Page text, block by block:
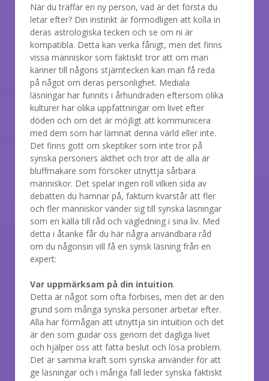
När du träffar en ny person, vad är det första du
letar efter? Din instinkt är förmodligen att kolla in
deras astrologiska tecken och se om ni är
kompatibla. Detta kan verka fånigt, men det finns
vissa människor som faktiskt tror att om man
känner till någons stjärntecken kan man få reda
på något om deras personlighet. Mediala
läsningar har funnits i århundraden eftersom olika
kulturer har olika uppfattningar om livet efter
döden och om det är möjligt att kommunicera
med dem som har lämnat denna värld eller inte.
Det finns gott om skeptiker som inte tror på
synska personers äkthet och tror att de alla är
bluffmakare som försöker utnyttja sårbara
människor. Det spelar ingen roll vilken sida av
debatten du hamnar på, faktum kvarstår att fler
och fler människor vänder sig till synska läsningar
som en källa till råd och vägledning i sina liv. Med
detta i åtanke får du här några användbara råd
om du någonsin vill få en synsk läsning från en
expert:
Var uppmärksam på din intuition.
Detta är något som ofta förbises, men det är den
grund som många synska personer arbetar efter.
Alla har förmågan att utnyttja sin intuition och det
är den som guidar oss genom det dagliga livet
och hjälper oss att fatta beslut och lösa problem.
Det är samma kraft som synska använder för att
ge läsningar och i många fall leder synska faktiskt